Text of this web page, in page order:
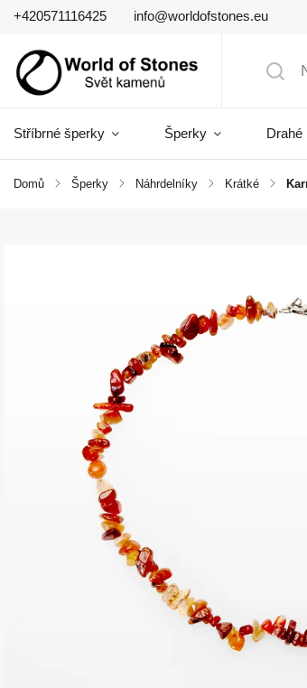
+420571116425 info@worldofstones.eu
Stříbrné šperky Šperky Drahé
Domů / Šperky / Náhrdelníky / Krátké /